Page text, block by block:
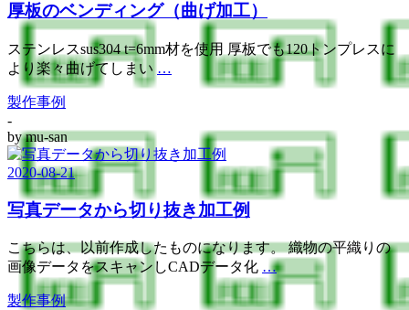
厚板のベンディング（曲げ加工）
ステンレスsus304 t=6mm材を使用 厚板でも120トンプレスに
より楽々曲げてしまい …
製作事例
-
bymu-san
2020-08-21
写真データから切り抜き加工例
こちらは、以前作成したものになります。 織物の平織りの
画像データをスキャンしCADデータ化 …
製作事例